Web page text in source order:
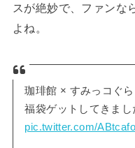
スが絶妙で、ファンな
よね。
珈琲館 × すみっコぐら
福袋ゲットしてきまし
pic.twitter.com/